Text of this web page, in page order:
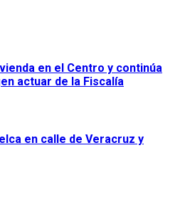
en el Centro y continúa
actuar de la Fiscalía
en calle de Veracruz y